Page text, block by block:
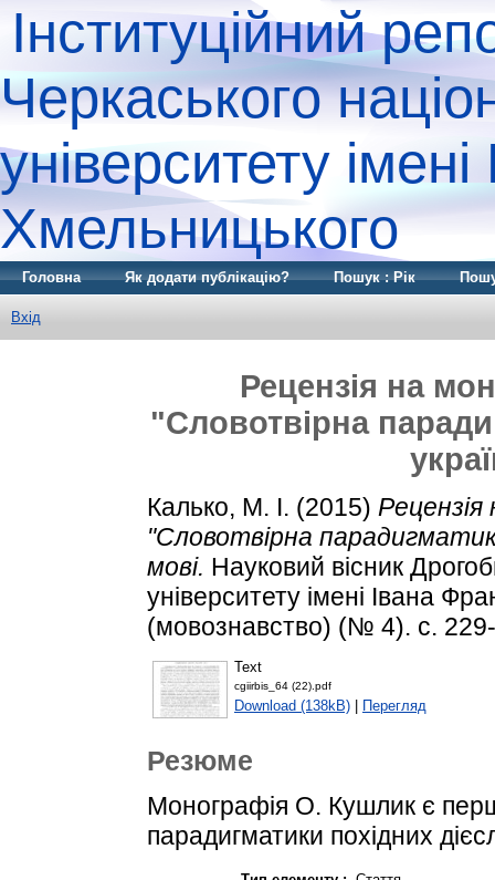
Інституційний
Черкаського
університету
Хмельницького
Головна Як додати публікацію? Пошук : Рік
Вхід
Рецензія на
"Словотвірна
Калько, М. І. (2015)
"Словотвірна парадигматика
мові. Науковий вісник
університету імені Івана
(мовознавство) (№ 4). с.
Text
cgiirbis_64 (22).pdf
Download (138kB) Перегляд
Резюме
Монографія О. Кушлик є
парадигматики похідних